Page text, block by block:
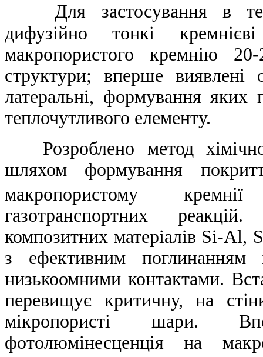
Для застосування в
дифузійно тонкі
макропористого кремнію
структури; вперше виявлені
латеральні, формування яких
теплочутливого елементу.
Розроблено метод
шляхом формування
макропористому
газотранспортних
композитних матеріалів Si-Al,
з ефективним поглинанням
низькоомними контактами.
перевищує критичну, на
мікропористі шари.
фотолюмінесценція на